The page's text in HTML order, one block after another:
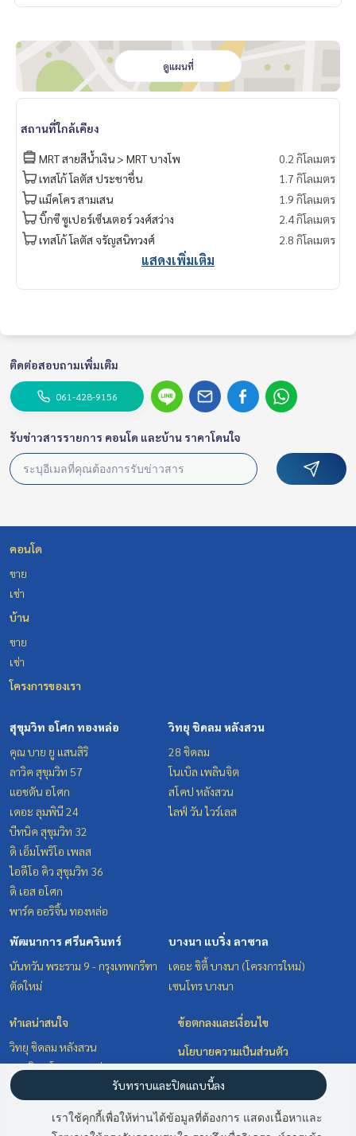
Line ID: @mcre
rust
ดูแผนที่
สถานที่ใกล้เคียง
MRT สายสีน้ำเงิน > MRT บางโพ
0.2 กิโลเมตร
เทสโก้ โลตัส ประชาชื่น
1.7 กิโลเมตร
แม็คโคร สามเสน
1.9 กิโลเมตร
บิ๊กซี ซูเปอร์เซ็นเตอร์ วงศ์สว่าง
2.4 กิโลเมตร
เทสโก้ โลตัส จรัญสนิทวงศ์
2.8 กิโลเมตร
แสดงเพิ่มเติม
ติดต่อสอบถามเพิ่มเติม
061-428-9156
รับข่าวสารรายการ คอนโด และบ้าน ราคาโดนใจ
คอนโด
ขาย
เช่า
บ้าน
ขาย
เช่า
โครงการของเรา
สุขุมวิท อโศก ทองหล่อ
คุณ บาย ยู แสนสิริ
ลาวิค สุขุมวิท 57
แอชตัน อโศก
เดอะ ลุมพินี 24
บีทนิค สุขุมวิท 32
ดิ เอ็มโพริโอ เพลส
ไอดีโอ คิว สุขุมวิท 36
ดิ เอส อโศก
พาร์ค ออริจิ้น ทองหล่อ
วิทยุ ชิดลม หลังสวน
28 ชิดลม
โนเบิล เพลินจิต
สโคป หลังสวน
ไลฟ์ วัน ไวร์เลส
พัฒนาการ ศรีนครินทร์
นันทวัน พระราม 9 - กรุงเทพกรีฑา
ตัดใหม่
บางนา แบริ่ง ลาซาล
เดอะ ซิตี้ บางนา (โครงการใหม่)
เซนโทร บางนา
ทำเลน่าสนใจ
วิทยุ ชิดลม หลังสวน
สุขุมวิท อโศก ทองหล่อ
พัฒนาการ ศรีนครินทร์
ข้อตกลงและเงื่อนไข
นโยบายความเป็นส่วนตัว
เกี่ยวกับเรา
วิธีการฝากขาย-เช่า
เราใช้คุกกี้เพื่อให้ท่านได้ข้อมูลที่ต้องการ แสดงเนื้อหาและ
รับทราบและปิดแถบนี้ลง